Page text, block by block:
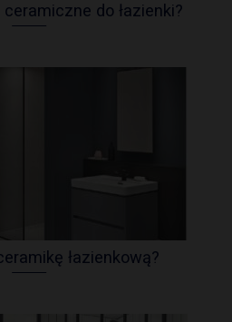
do łazienki?
łazienkową?